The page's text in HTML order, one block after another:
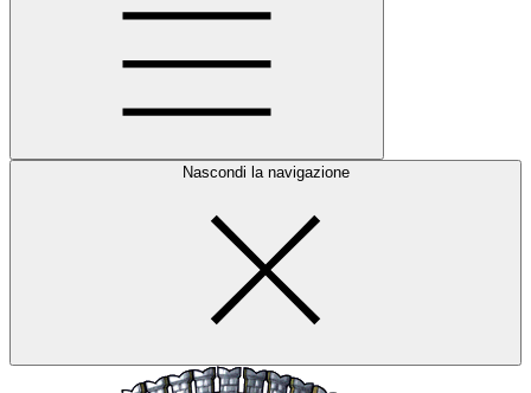
Nascondi la navigazione